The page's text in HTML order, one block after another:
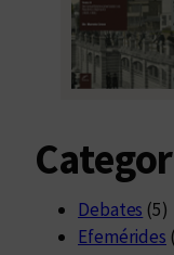
d
d
e
V
l
l
a
M
Debates (5)
Efemérides